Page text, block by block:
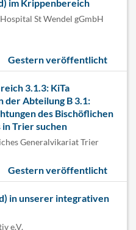
im Krippenbereich
St Wendel gGmbH
Gestern veröffentlicht
3.1.3: KiTa
der Abteilung B 3.1:
des Bischöflichen
Trier suchen
Generalvikariat Trier
Gestern veröffentlicht
in unserer integrativen
e.V.